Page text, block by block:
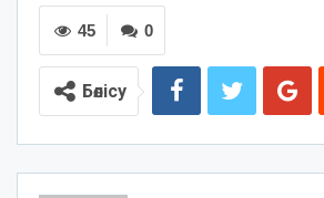
0
45
Бөлісу